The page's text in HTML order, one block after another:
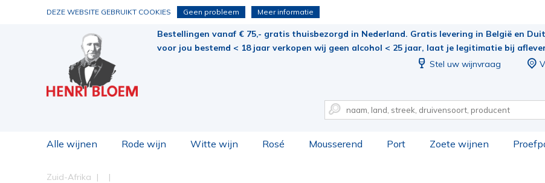
DEZE WEBSITE GEBRUIKT COOKIES Geen probleem Meer informatie
Bestellingen vanaf € 75,- gratis thuisbezorgd in Nederland. Gratis levering in België en
voor jou bestemd < 18 jaar verkopen wij geen alcohol < 25 jaar, laat je legitimatie bij
Stel uw wijnvraag
Alle wijnen Rode wijn Witte wijn Rosé Mousserend Port Zoete wijnen
Zuid-Afrika